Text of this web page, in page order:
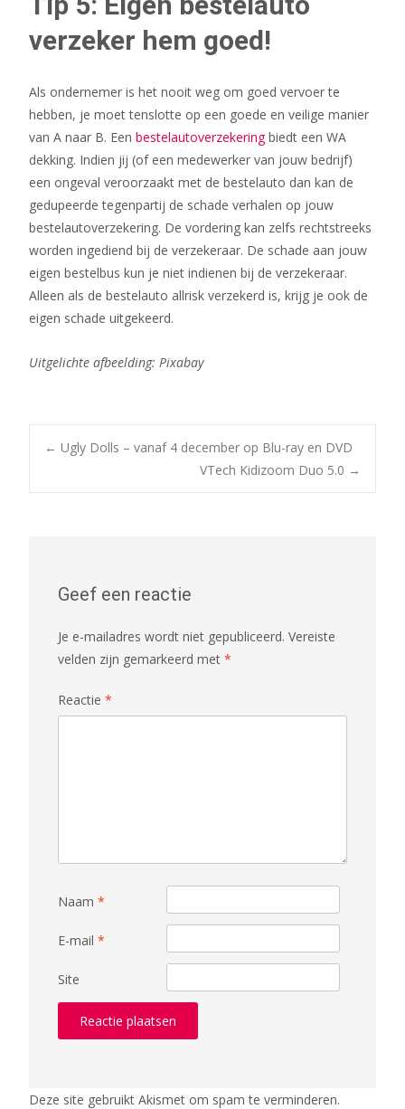
verzeker hem goed!
Als ondernemer is het nooit weg om goed vervoer te
hebben, je moet tenslotte op een goede en veilige manier
van A naar B. Een bestelautoverzekeringbiedt een WA
dekking. Indien jij (of een medewerker van jouw bedrijf)
een ongeval veroorzaakt met de bestelauto dan kan de
gedupeerde tegenpartij de schade verhalen op jouw
bestelautoverzekering. De vordering kan zelfs rechtstreeks
worden ingediend bij de verzekeraar. De schade aan jouw
eigen bestelbus kun je niet indienen bij de verzekeraar.
Alleen als de bestelauto allrisk verzekerd is, krijg je ook de
eigen schade uitgekeerd.
Uitgelichte afbeelding: Pixabay
Bericht
← Ugly Dolls – vanaf 4 december op Blu-ray en DVD
VTech Kidizoom Duo 5.0 →
Geef een reactie
Je e-mailadres wordt niet gepubliceerd. Vereiste
velden zijn gemarkeerd met *
Reactie *
Naam *
E-mail *
Site
Deze site gebruikt Akismet om spam te verminderen.